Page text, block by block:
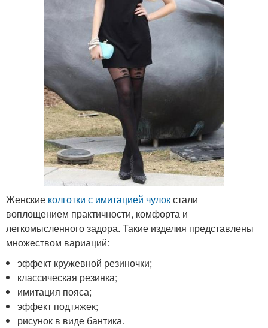
Женские колготки с имитацией чулокстали
воплощением практичности, комфорта и
легкомысленного задора. Такие изделия представлены
множеством вариаций:
эффект кружевной резиночки;
классическая резинка;
имитация пояса;
эффект подтяжек;
рисунок в виде бантика.